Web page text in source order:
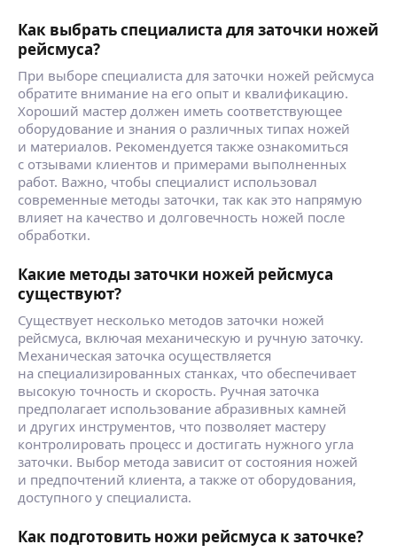
Как выбрать специалиста для заточки ножей
рейсмуса?
При выборе специалиста для заточки ножей рейсмуса
обратите внимание на его опыт и квалификацию.
Хороший мастер должен иметь соответствующее
оборудование и знания о различных типах ножей
и материалов. Рекомендуется также ознакомиться
с отзывами клиентов и примерами выполненных
работ. Важно, чтобы специалист использовал
современные методы заточки, так как это напрямую
влияет на качество и долговечность ножей после
обработки.
Какие методы заточки ножей рейсмуса
существуют?
Существует несколько методов заточки ножей
рейсмуса, включая механическую и ручную заточку.
Механическая заточка осуществляется
на специализированных станках, что обеспечивает
высокую точность и скорость. Ручная заточка
предполагает использование абразивных камней
и других инструментов, что позволяет мастеру
контролировать процесс и достигать нужного угла
заточки. Выбор метода зависит от состояния ножей
и предпочтений клиента, а также от оборудования,
доступного у специалиста.
Как подготовить ножи рейсмуса к заточке?